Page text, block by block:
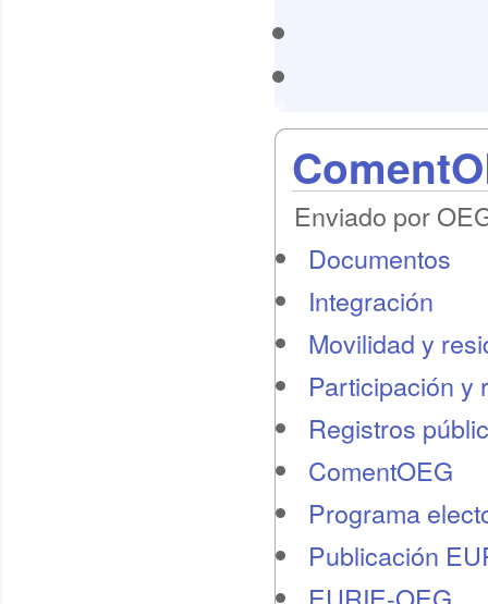
Enviado por
Documentos
Integración
Movilidad y
Participación y
Registros
ComentOEG
Programa
Publicación